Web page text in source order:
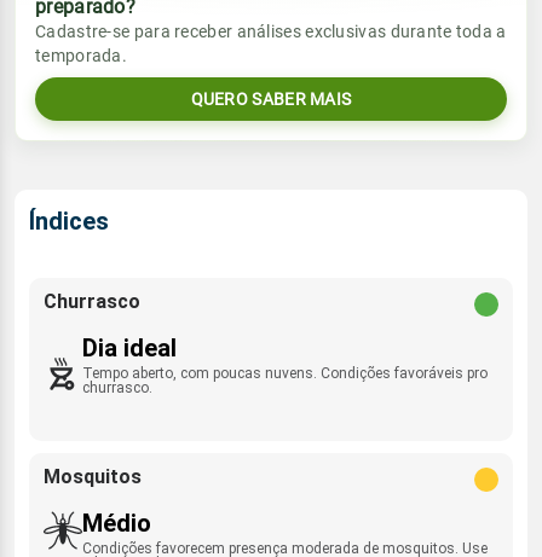
Umidade do ar
44%92%
Rajada de vento
Sol
05:32h às 17:25h
Lua
Chuva
0.0mm
Umidade do ar
Vento
SE - 14km/h
Rajada de vento
Sol
preparado?
Cadastre-se para receber análises exclusivas durante toda a
temporada.
QUERO SABER MAIS
Índices
Churrasco
Dia ideal
Tempo aberto, com poucas nuvens. Condições favoráveis pro
churrasco.
Mosquitos
Médio
Condições favorecem presença moderada de mosquitos. Use